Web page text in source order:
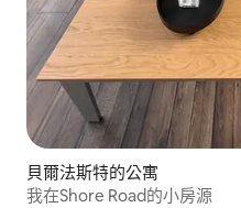
貝爾法斯特的公寓
我在Shore Road的小房源